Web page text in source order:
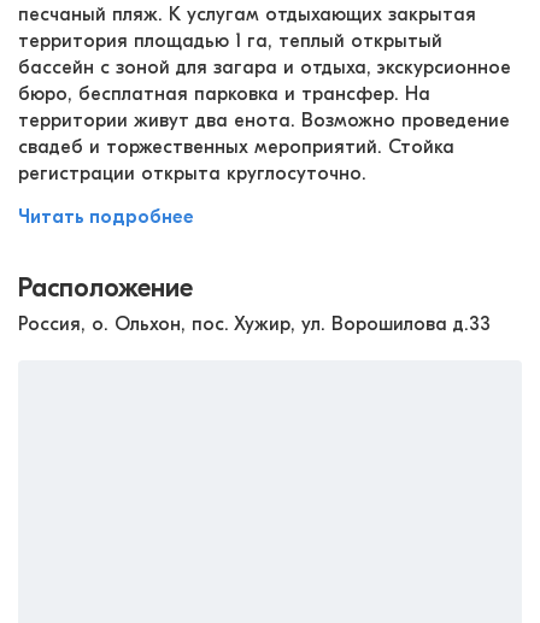
песчаный пляж. К услугам отдыхающих закрытая
территория площадью 1 га, теплый открытый
бассейн с зоной для загара и отдыха, экскурсионное
бюро, бесплатная парковка и трансфер. На
территории живут два енота. Возможно проведение
свадеб и торжественных мероприятий. Стойка
регистрации открыта круглосуточно.
Читать подробнее
Расположение
Россия, о. Ольхон, пос. Хужир, ул. Ворошилова д.33